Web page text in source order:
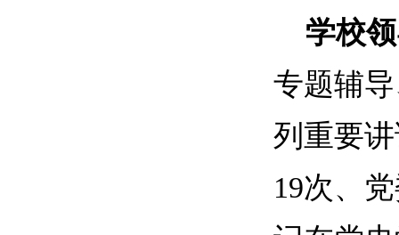
学校
专题辅
列重要
19次、